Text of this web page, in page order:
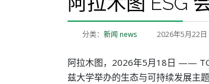
分类： 新闻 news 2026年5月22日
阿拉木图，2026年5月18日 ——
兹大学举办的生态与可持续发展主